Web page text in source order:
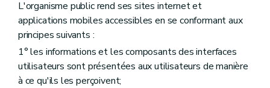
L'organisme public rend ses sites internet et
applications mobiles accessibles en se conformant aux
principes suivants :
1° les informations et les composants des interfaces
utilisateurs sont présentées aux utilisateurs de manière
à ce qu'ils les perçoivent;